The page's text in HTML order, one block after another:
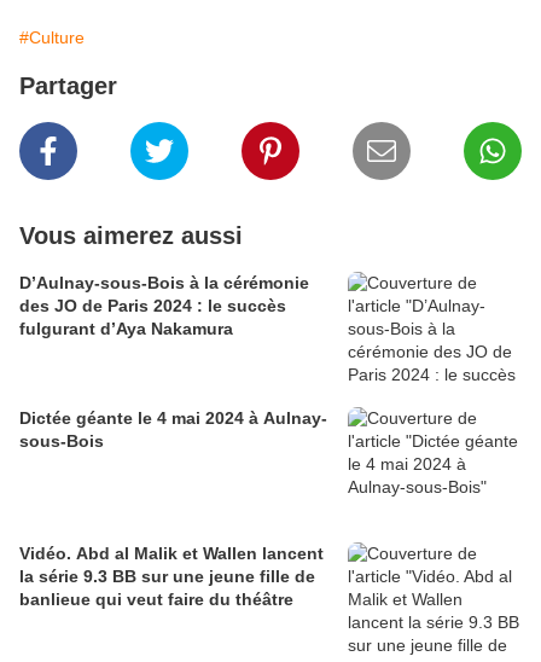
#Culture
Partager
Vous aimerez aussi
D’Aulnay-sous-Bois à la cérémonie
des JO de Paris 2024 : le succès
fulgurant d’Aya Nakamura
Dictée géante le 4 mai 2024 à Aulnay-
sous-Bois
Vidéo. Abd al Malik et Wallen lancent
la série 9.3 BB sur une jeune fille de
banlieue qui veut faire du théâtre